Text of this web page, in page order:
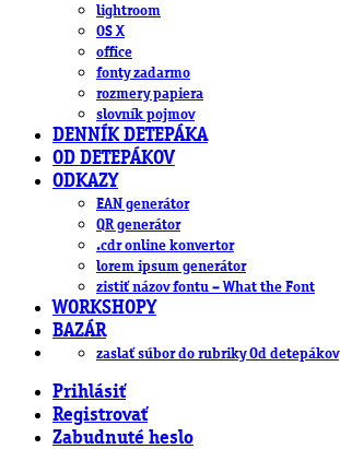
lightroom
OS X
office
fonty zadarmo
rozmery papiera
slovník pojmov
DENNÍK DETEPÁKA
OD DETEPÁKOV
ODKAZY
EAN generátor
QR generátor
.cdr online konvertor
lorem ipsum generátor
zistiť názov fontu – What the Font
WORKSHOPY
BAZÁR
zaslať súbor do rubriky Od detepákov
Prihlásiť
Registrovať
Zabudnuté heslo